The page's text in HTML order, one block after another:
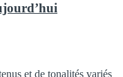
et de tonalités variés